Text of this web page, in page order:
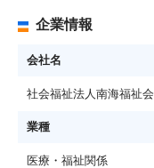
企業情報
会社名
社会福祉法人南海福祉会
業種
医療・福祉関係